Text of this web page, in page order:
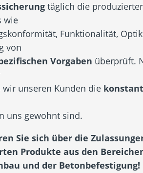
täglich die
wie
Funktionalität,
von
Vorgaben überprüft.
wir unseren Kunden die
uns gewohnt sind.
Sie sich über die
Produkte aus den
und der Betonbefestigung!